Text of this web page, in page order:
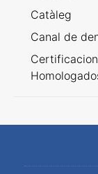
Catàleg
Canal de